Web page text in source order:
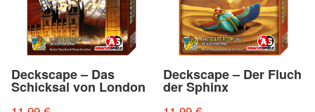
Deckscape – Das
Schicksal von London
Deckscape – Der Fluch
der Sphinx